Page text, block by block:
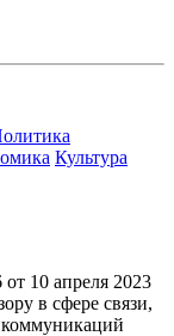
Культура
10 апреля 2023
в сфере связи,